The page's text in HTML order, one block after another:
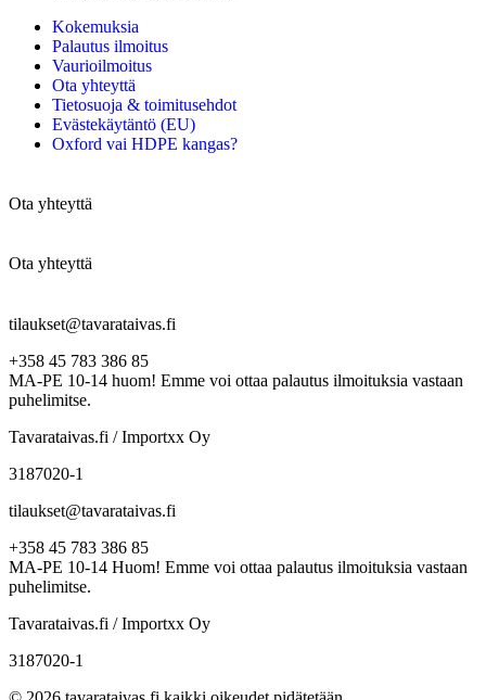
Kokemuksia
Palautus ilmoitus
Vaurioilmoitus
Ota yhteyttä
Tietosuoja & toimitusehdot
Evästekäytäntö (EU)
Oxford vai HDPE kangas?
Ota yhteyttä
Ota yhteyttä
tilaukset@tavarataivas.fi
+358 45 783 386 85
MA-PE 10-14 huom! Emme voi ottaa palautus ilmoituksia vastaan
puhelimitse.
Tavarataivas.fi / Importxx Oy
3187020-1
tilaukset@tavarataivas.fi
+358 45 783 386 85
MA-PE 10-14 Huom! Emme voi ottaa palautus ilmoituksia vastaan
puhelimitse.
Tavarataivas.fi / Importxx Oy
3187020-1